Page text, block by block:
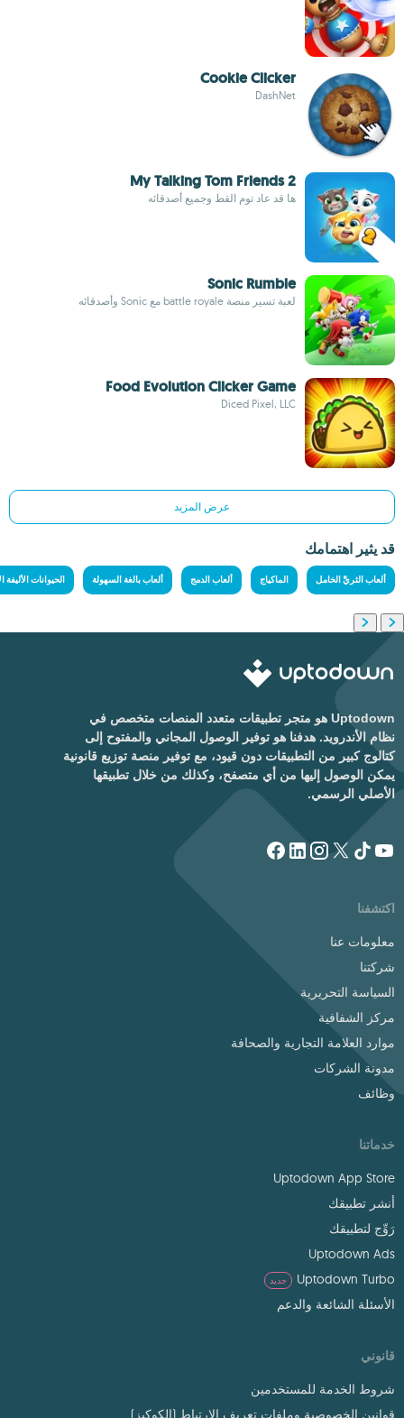
Cookie Clicker
DashNet
My Talking Tom Friends 2
ها قد عاد توم القط وجميع أصدقائه
Sonic Rumble
لعبة تسير منصة battle royale مع Sonic وأصدقائه
Food Evolution Clicker Game
Diced Pixel, LLC
عرض المزيد
قد يثير اهتمامك
ألعاب الثريِّ الخامل الماكياج ألعاب الدمج ألعاب بالغة السهولة الحيوانات الأليفة
Uptodown هو متجر تطبيقات متعدد المنصات متخصص في
نظام الأندرويد. هدفنا هو توفير الوصول المجاني والمفتوح إلى
كتالوج كبير من التطبيقات دون قيود، مع توفير منصة توزيع قانونية
يمكن الوصول إليها من أي متصفح، وكذلك من خلال تطبيقها
الأصلي الرسمي.
اكتشفنا
معلومات عنا
شركتنا
السياسة التحريرية
مركز الشفافية
موارد العلامة التجارية والصحافة
مدونة الشركات
وظائف
خدماتنا
Uptodown App Store
أنشر تطبيقك
رَوِّج لتطبيقك
Uptodown Ads
Uptodown Turbo
جديد
الأسئلة الشائعة والدعم
قانوني
شروط الخدمة للمستخدمين
قوانين الخصوصية وملفات تعريف الارتباط (الكوكيز)